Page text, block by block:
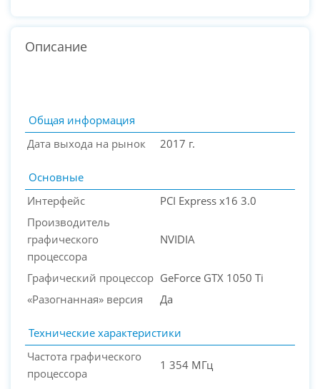
PC-Arena на карте Москвы — Яндекс Карты
Описание
Общая информация
Дата выхода на рынок
2017 г.
Основные
Интерфейс
PCI Express x16 3.0
Производитель
графического
процессора
NVIDIA
Графический процессор GeForce GTX 1050 Ti
«Разогнанная» версия
Да
Технические характеристики
Частота графического
процессора
1 354 МГц